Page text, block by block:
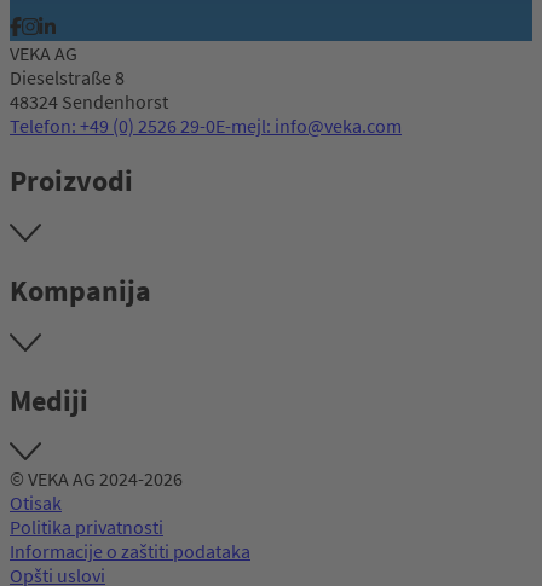
VEKA AG
Dieselstraße 8
48324 Sendenhorst
Telefon: +49 (0) 2526 29-0E-mejl: info@veka.com
Proizvodi
Kompanija
Mediji
© VEKA AG 2024-2026
Otisak
Politika privatnosti
Informacije o zaštiti podataka
Opšti uslovi